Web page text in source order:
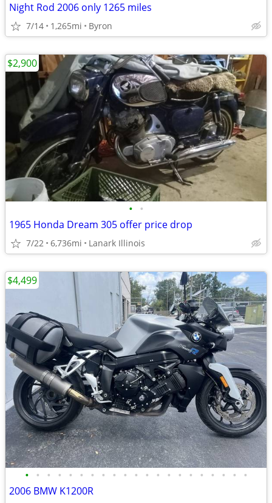
Night Rod 2006 only 1265 miles
7/14 1,265mi Byron
• •
1965 Honda Dream 305 offer price drop
7/22 6,736mi Lanark Illinois
$2,900
• • • • • • • • • • • • • • • • • • • • •
2006 BMW K1200R
$4,499